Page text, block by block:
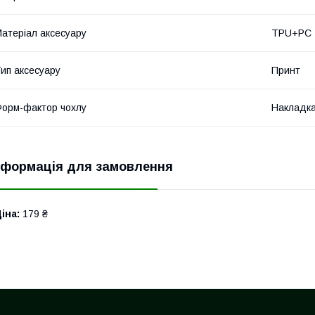
аксесуару TPU+PC
аксесуару Принт
фактор чохлу
для замовлення
179 ₴